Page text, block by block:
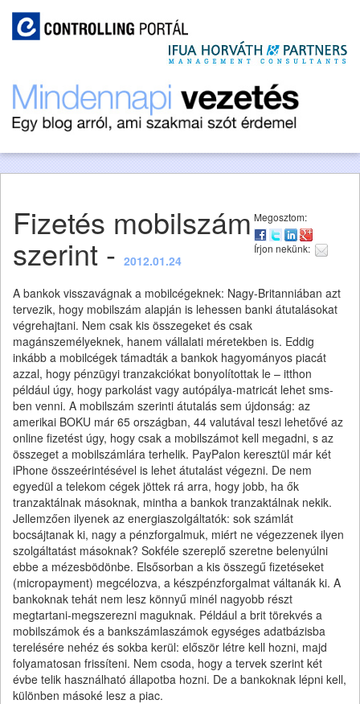
Fizetés mobilszám
szerint - 2012.01.24
Megosztom:
Írjon nekünk:
A bankok visszavágnak a mobilcégeknek: Nagy-Britanniában azt
tervezik, hogy mobilszám alapján is lehessen banki átutalásokat
végrehajtani. Nem csak kis összegeket és csak
magánszemélyeknek, hanem vállalati méretekben is. Eddig
inkább a mobilcégek támadták a bankok hagyományos piacát
azzal, hogy pénzügyi tranzakciókat bonyolítottak le – itthon
például úgy, hogy parkolást vagy autópálya-matricát lehet sms-
ben venni. A mobilszám szerinti átutalás sem újdonság: az
amerikai BOKU már 65 országban, 44 valutával teszi lehetővé az
online fizetést úgy, hogy csak a mobilszámot kell megadni, s az
összeget a mobilszámlára terhelik. PayPalon keresztül már két
iPhone összeérintésével is lehet átutalást végezni. De nem
egyedül a telekom cégek jöttek rá arra, hogy jobb, ha ők
tranzaktálnak másoknak, mintha a bankok tranzaktálnak nekik.
Jellemzően ilyenek az energiaszolgáltatók: sok számlát
bocsájtanak ki, nagy a pénzforgalmuk, miért ne végezzenek ilyen
szolgáltatást másoknak? Sokféle szereplő szeretne belenyúlni
ebbe a mézesbödönbe. Elsősorban a kis összegű fizetéseket
(micropayment) megcélozva, a készpénzforgalmat váltanák ki. A
bankoknak tehát nem lesz könnyű minél nagyobb részt
megtartani-megszerezni maguknak. Például a brit törekvés a
mobilszámok és a bankszámlaszámok egységes adatbázisba
terelésére nehéz és sokba kerül: először létre kell hozni, majd
folyamatosan frissíteni. Nem csoda, hogy a tervek szerint két
évbe telik használható állapotba hozni. De a bankoknak lépni kell,
különben másoké lesz a piac.